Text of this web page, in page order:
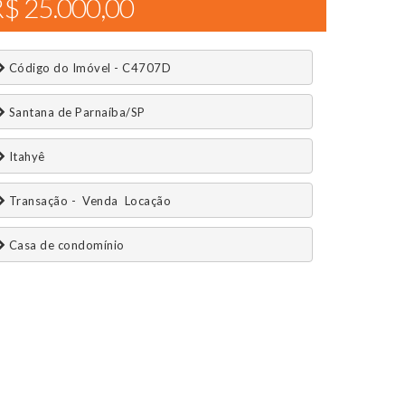
25.000,00
Código do Imóvel - C4707D
Santana de Parnaíba/SP
Itahyê
Transação -  Venda  Locação
Casa de condomínio